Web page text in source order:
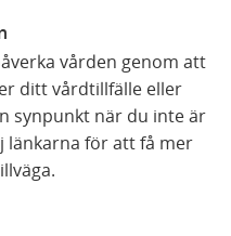
vården genom att
ditt vårdtillfälle eller
synpunkt när du inte är
länkarna för att få mer